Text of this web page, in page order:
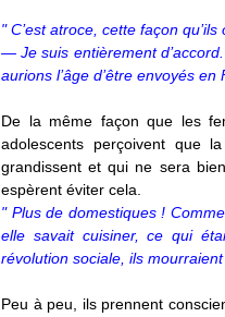
" C’est atroce, cette façon
— Je suis entièrement
aurions l’âge d’être envoyés
De la même façon que les
adolescents perçoivent que
grandissent et qui ne sera
espèrent éviter cela.
" Plus de domestiques !
elle savait cuisiner, ce qui
révolution sociale, ils
Peu à peu, ils prennent